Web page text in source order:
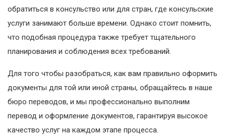
обратиться в консульство или для стран, где консульские
услуги занимают больше времени. Однако стоит помнить,
что подобная процедура также требует тщательного
планирования и соблюдения всех требований.
Для того чтобы разобраться, как вам правильно оформить
документы для той или иной страны, обращайтесь в наше
бюро переводов, и мы профессионально выполним
перевод и оформление документов, гарантируя высокое
качество услуг на каждом этапе процесса.